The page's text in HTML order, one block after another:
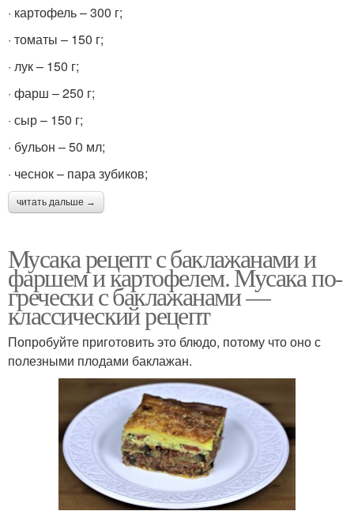
· картофель – 300 г;
· томаты – 150 г;
· лук – 150 г;
· фарш – 250 г;
· сыр – 150 г;
· бульон – 50 мл;
· чеснок – пара зубиков;
читать дальше →
Мусака рецепт с баклажанами и
фаршем и картофелем. Мусака по-
гречески с баклажанами —
классический рецепт
Попробуйте приготовить это блюдо, потому что оно с
полезными плодами баклажан.